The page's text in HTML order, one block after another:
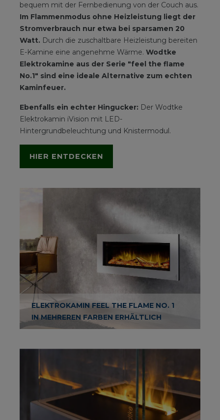
bequem mit der Fernbedienung von der Couch aus.
Im Flammenmodus ohne Heizleistung liegt der
Stromverbrauch nur etwa bei sparsamen 20
Watt. Durch die zuschaltbare Heizleistung bereiten
E-Kamine eine angenehme Wärme. Wodtke
Elektrokamine aus der Serie "feel the flame
No.1" sind eine ideale Alternative zum echten
Kaminfeuer.
Ebenfalls ein echter Hingucker: Der Wodtke
Elektrokamin iVision mit LED-
Hintergrundbeleuchtung und Knistermodul.
HIER ENTDECKEN
ELEKTROKAMIN FEEL THE FLAME NO. 1
IN MEHREREN FARBEN ERHÄLTLICH